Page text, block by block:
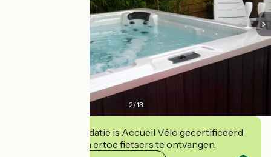
2/13
Deze accommodatie is Accueil Vélo gecertificeerd
en verbindt zich ertoe fietsers te ontvangen.